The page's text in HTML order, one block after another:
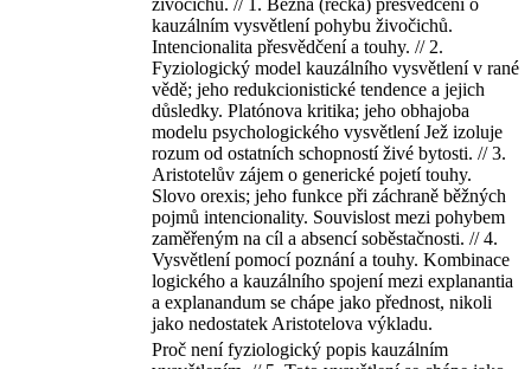
živočichů. // 1. Běžná (řecká) přesvědčení o
kauzálním vysvětlení pohybu živočichů.
Intencionalita přesvědčení a touhy. // 2.
Fyziologický model kauzálního vysvětlení v rané
vědě; jeho redukcionistické tendence a jejich
důsledky. Platónova kritika; jeho obhajoba
modelu psychologického vysvětlení Jež izoluje
rozum od ostatních schopností živé bytosti. // 3.
Aristotelův zájem o generické pojetí touhy.
Slovo orexis; jeho funkce při záchraně běžných
pojmů intencionality. Souvislost mezi pohybem
zaměřeným na cíl a absencí soběstačnosti. // 4.
Vysvětlení pomocí poznání a touhy. Kombinace
logického a kauzálního spojení mezi explanantia
a explanandum se chápe jako přednost, nikoli
jako nedostatek Aristotelova výkladu.
Proč není fyziologický popis kauzálním